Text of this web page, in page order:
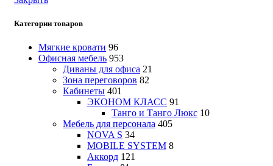
Категории товаров
Мягкие кровати 96
Офисная мебель 953
Диваны для офиса 21
Зона переговоров 82
Кабинеты 401
ЭКОНОМ КЛАСС 91
Танго и Танго Люкс 10
Мебель для персонала 405
NOVA S 34
MOBILE SYSTEM 8
Аккорд 121